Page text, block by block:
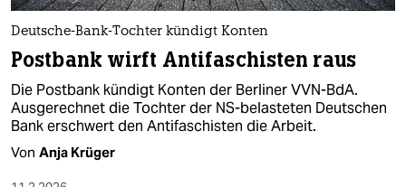
Deutsche-Bank-Tochter kündigt Konten
Postbank wirft Antifaschisten raus
Die Postbank kündigt Konten der Berliner VVN-BdA.
Ausgerechnet die Tochter der NS-belasteten Deutschen
Bank erschwert den Antifaschisten die Arbeit.
Von Anja Krüger